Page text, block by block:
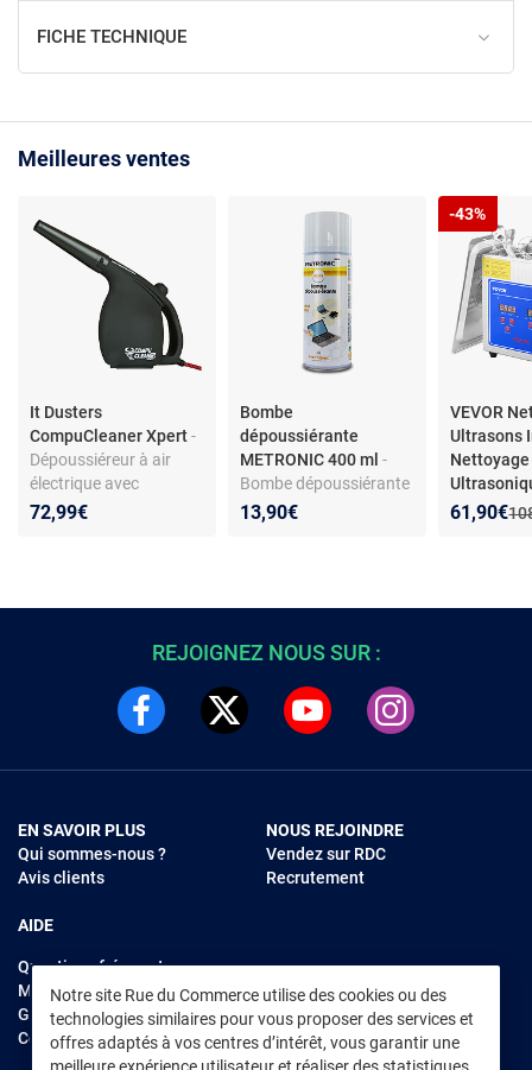
FICHE TECHNIQUE
Meilleures ventes
It Dusters
CompuCleaner Xpert-
Dépoussiéreur à air
électrique avec
interrupteur à double
72,99€
Bombe
dépoussiérante
METRONIC 400 ml-
Bombe dépoussiérante
- 400 ml - Air sec - Pour
13,90€
VEVOR
Ultrasons
Nettoyage
Lunettes
Nouveau
61,90€
-43%
Notre site Rue du Commerce utilise des cookies ou des
technologies similaires pour vous proposer des services et
offres adaptés à vos centres d’intérêt, vous garantir une
REJOIGNEZ NOUS SUR :
EN SAVOIR PLUS
Qui sommes-nous ?
Avis clients
AIDE
Questions fréquentes
Modes de règlements
Garantie et retours
Contacter Rue du Commerce
NOUS REJOINDRE
Vendez sur RDC
Recrutement